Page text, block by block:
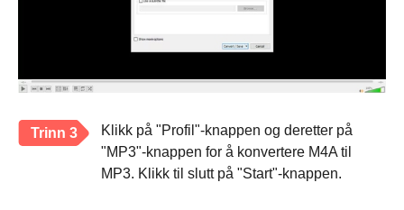
Trinn 3
Klikk på "Profil"-knappen og deretter på
"MP3"-knappen for å konvertere M4A til
MP3. Klikk til slutt på "Start"-knappen.